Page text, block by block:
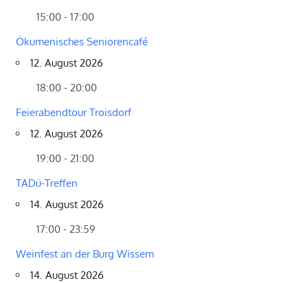
15:00 - 17:00
Ökumenisches Seniorencafé
12. August 2026
18:00 - 20:00
Feierabendtour Troisdorf
12. August 2026
19:00 - 21:00
TADü-Treffen
14. August 2026
17:00 - 23:59
Weinfest an der Burg Wissem
14. August 2026